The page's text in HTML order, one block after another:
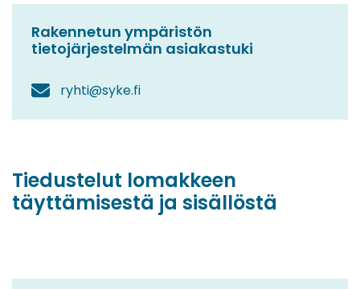
Rakennetun ympäristön
tietojärjestelmän asiakastuki
ryhti@syke.fi
Tiedustelut lomakkeen
täyttämisestä ja sisällöstä